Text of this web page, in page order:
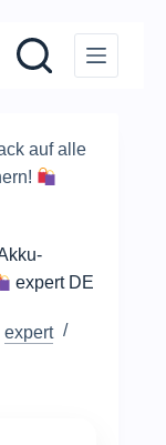
auf alle
expert DE
expert